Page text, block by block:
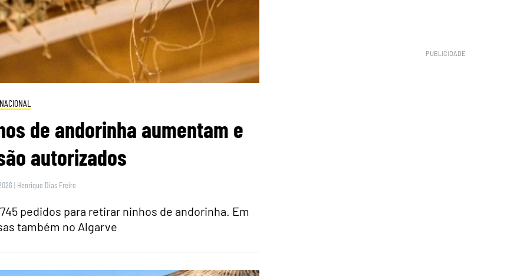
NACIONAL
de andorinha aumentam e
autorizados
| Henrique Dias Freire
pedidos para retirar ninhos de andorinha. Em
também no Algarve